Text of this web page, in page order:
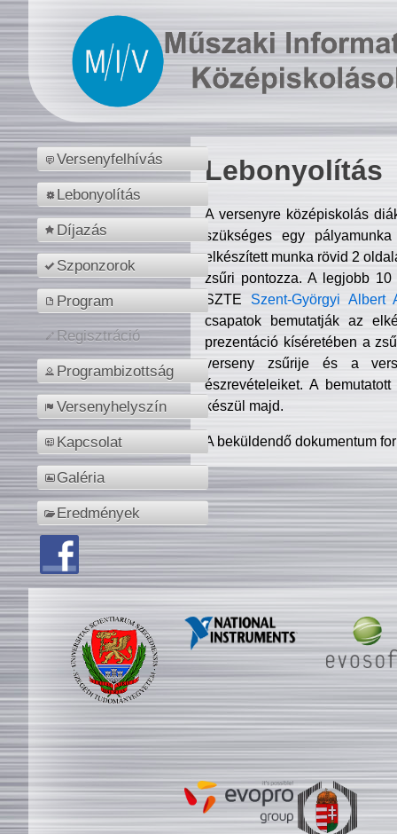
Versenyfelhívás
Lebonyolítás
Díjazás
Szponzorok
Program
Regisztráció
Programbizottság
Versenyhelyszín
Kapcsolat
Galéria
Eredmények
Lebonyolítás
A versenyre középiskolás
szükséges egy
elkészített munka rövid 2
zsűri pontozza. A legjobb
SZTE Szent-Györgyi Albert
csapatok bemutatják az
prezentáció kíséretében a
verseny zsűrije és a
észrevételeiket. A
készül majd.
A beküldendő dokumentum